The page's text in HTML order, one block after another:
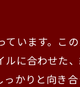
います。こ
に合わせた
かりと向き